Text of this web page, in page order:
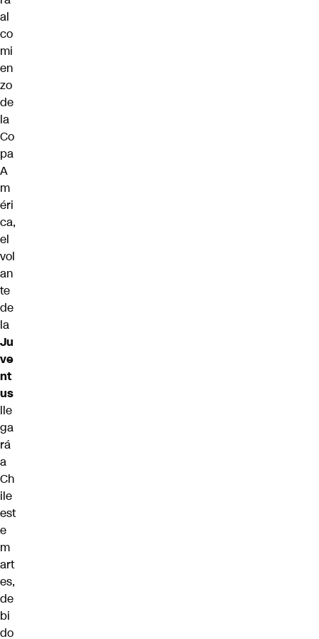
al
co
mi
en
zo
de
la
Co
pa
A
m
éri
ca,
el
vol
an
te
de
la
Ju
ve
nt
us
lle
ga
rá
a
Ch
ile
est
e
m
art
es,
de
bi
do